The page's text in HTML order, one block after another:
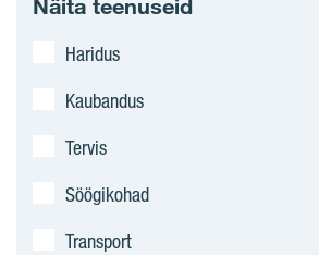
Näita teenuseid
Haridus
Kaubandus
Tervis
Söögikohad
Transport